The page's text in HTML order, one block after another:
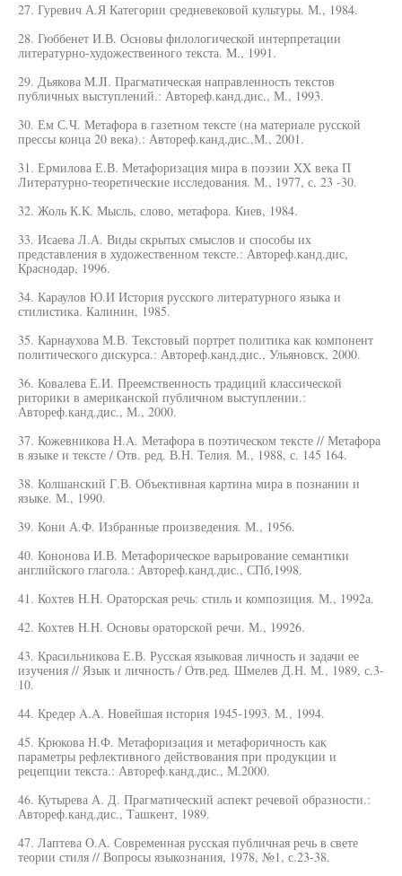
27. Гуревич А.Я Категории средневековой культуры. М., 1984.
28. Гюббенет И.В. Основы филологической интерпретации
литературно-художественного текста. М., 1991.
29. Дьякова M.JI. Прагматическая направленность текстов
публичных выступлений.: Автореф.канд.дис., М., 1993.
30. Ем С.Ч. Метафора в газетном тексте (на материале русской
прессы конца 20 века).: Автореф.канд.дис.,М., 2001.
31. Ермилова Е.В. Метафоризация мира в поэзии XX века П
Литературно-теоретические исследования. М., 1977, с. 23 -30.
32. Жоль К.К. Мысль, слово, метафора. Киев, 1984.
33. Исаева Л.А. Виды скрытых смыслов и способы их
представления в художественном тексте.: Автореф.канд.дис,
Краснодар, 1996.
34. Караулов Ю.И История русского литературного языка и
стилистика. Калинин, 1985.
35. Карнаухова М.В. Текстовый портрет политика как компонент
политического дискурса.: Автореф.канд.дис., Ульяновск, 2000.
36. Ковалева Е.И. Преемственность традиций классической
риторики в американской публичном выступлении.:
Автореф.канд.дис., М., 2000.
37. Кожевникова H.A. Метафора в поэтическом тексте // Метафора
в языке и тексте / Отв. ред. В.Н. Телия. М., 1988, с. 145 164.
38. Колшанский Г.В. Объективная картина мира в познании и
языке. М., 1990.
39. Кони А.Ф. Избранные произведения. М., 1956.
40. Кононова И.В. Метафорическое варьирование семантики
английского глагола.: Автореф.канд.дис., СПб,1998.
41. Кохтев H.H. Ораторская речь: стиль и композиция. М., 1992а.
42. Кохтев H.H. Основы ораторской речи. М., 19926.
43. Красильникова Е.В. Русская языковая личность и задачи ее
изучения // Язык и личность / Отв.ред. Шмелев Д.Н. М., 1989, с.3-
10.
44. Кредер A.A. Новейшая история 1945-1993. М., 1994.
45. Крюкова Н.Ф. Метафоризация и метафоричность как
параметры рефлективного действования при продукции и
рецепции текста.: Автореф.канд.дис., М.2000.
46. Кутырева А. Д. Прагматический аспект речевой образности.:
Автореф.канд.дис., Ташкент, 1989.
47. Лаптева O.A. Современная русская публичная речь в свете
теории стиля // Вопросы языкознания, 1978, №1, с.23-38.